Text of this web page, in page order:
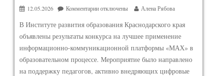
12.05.2026 Комментарииотключены Алена Рябова
В Институте развития образования Краснодарского края
объявлены результаты конкурса на лучшее применение
информационно-коммуникационной платформы «МАХ» в
образовательном процессе. Мероприятие было направлено
на поддержку педагогов, активно внедряющих цифровые